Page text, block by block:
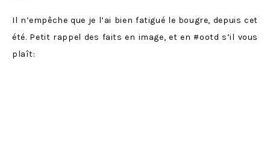
Il n’empêche que je l’ai bien fatigué le bougre, depuis cet
été. Petit rappel des faits en image, et en #ootd s’il vous
plaît: